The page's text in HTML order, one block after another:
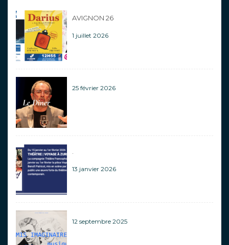
AVIGNON 26
1 juillet 2026
25 février 2026
13 janvier 2026
12 septembre 2025